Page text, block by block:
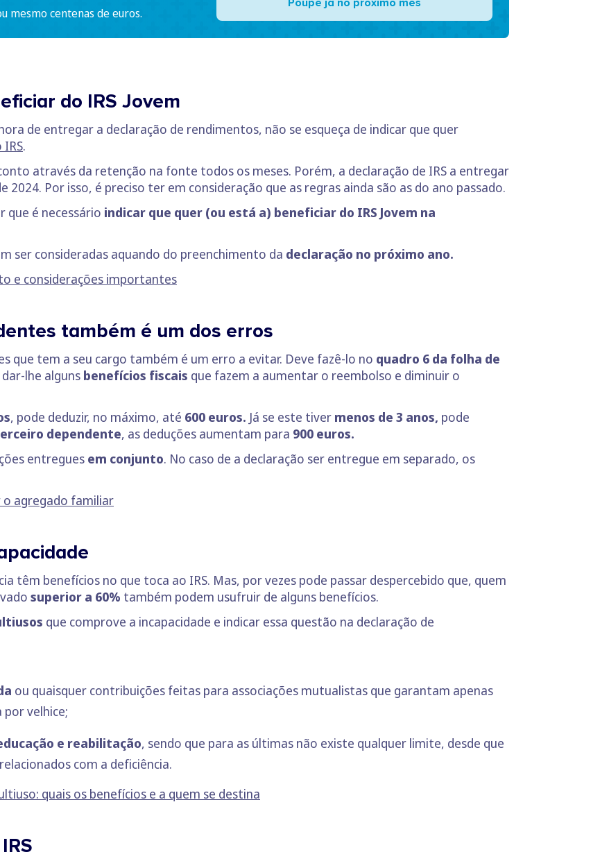
mesmo centenas de euros.
do IRS Jovem
de entregar a declaração de rendimentos, não se esqueça de indicar que quer
.
através da retenção na fonte todos os meses. Porém, a declaração de IRS a entregar
Por isso, é preciso ter em consideração que as regras ainda são as do ano passado.
é necessário indicar que quer (ou está a) beneficiar do IRS Jovem na
ser consideradas aquando do preenchimento da declaração no próximo ano.
e considerações importantes
também é um dos erros
que tem a seu cargo também é um erro a evitar. Deve fazê-lo no quadro 6 da folha de
lhe alguns benefícios fiscais que fazem a aumentar o reembolso e diminuir o
, pode deduzir, no máximo, até 600 euros. Já se este tiver menos de 3 anos, pode
dependente, as deduções aumentam para 900 euros.
entregues em conjunto. No caso de a declaração ser entregue em separado, os
o agregado familiar
têm benefícios no que toca ao IRS. Mas, por vezes pode passar despercebido que, quem
superior a 60% também podem usufruir de alguns benefícios.
que comprove a incapacidade e indicar essa questão na declaração de
ou quaisquer contribuições feitas para associações mutualistas que garantam apenas
velhice;
e reabilitação, sendo que para as últimas não existe qualquer limite, desde que
com a deficiência.
quais os benefícios e a quem se destina